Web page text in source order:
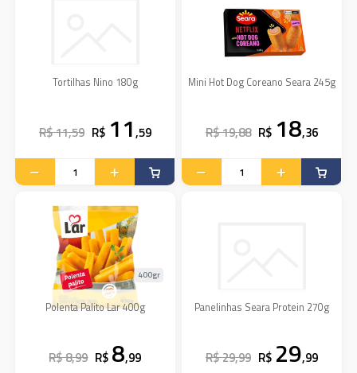
Tortilhas Nino 180g
R$ 11,59 R$ 11,59
Mini Hot Dog Coreano Seara 245g
R$ 19,88 R$ 18,36
Polenta Palito Lar 400g
400gr
R$ 8,99 R$ 8,99
Panelinhas Seara Protein 270g
R$ 29,99 R$ 29,99